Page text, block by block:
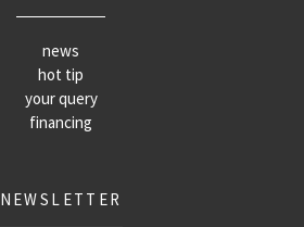
news
hot tip
your query
financing
NEWSLETTER